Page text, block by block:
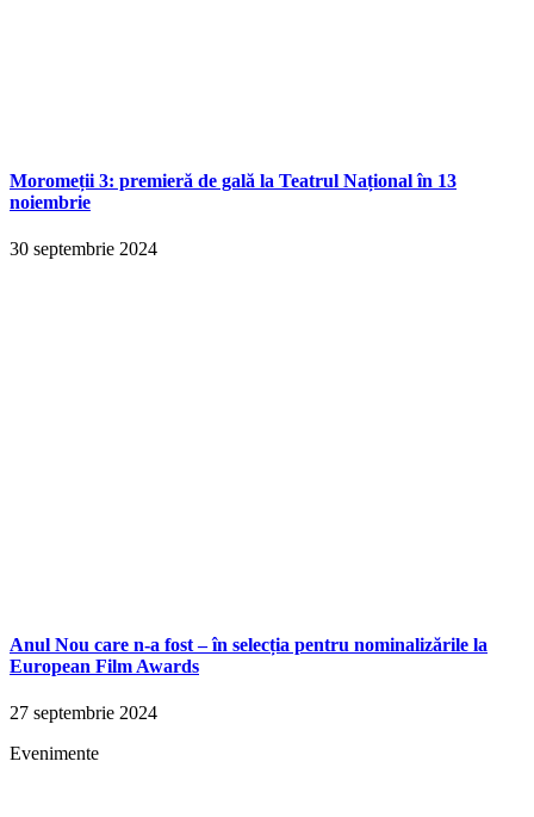
Moromeții 3: premieră de gală la Teatrul Național în 13
noiembrie
30 septembrie 2024
Anul Nou care n-a fost – în selecția pentru nominalizările la
European Film Awards
27 septembrie 2024
Evenimente